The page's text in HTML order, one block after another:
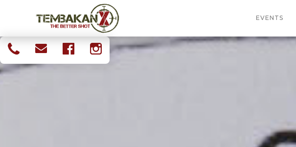
EVENTS